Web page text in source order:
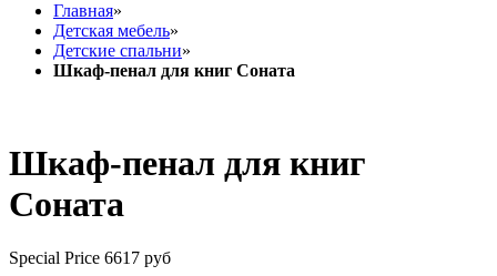
Главная»
Детская мебель»
Детские спальни»
Шкаф-пенал для книг Соната
Шкаф-пенал для книг
Соната
Special Price 6617 руб